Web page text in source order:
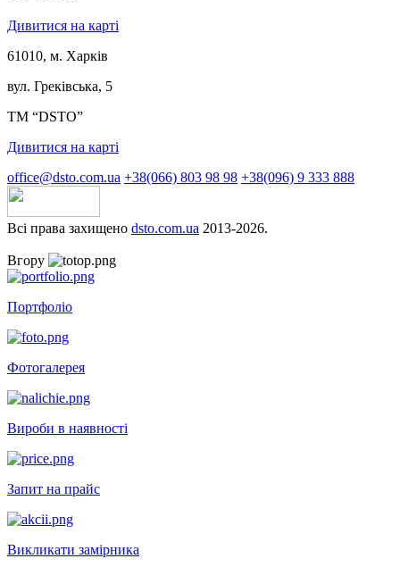
Дивитися на карті
61010, м. Харків
вул. Греківська, 5
ТМ “DSTO”
Дивитися на карті
office@dsto.com.ua +38(066) 803 98 98 +38(096) 9 333 888
Всі права захищено dsto.com.ua 2013-2026.
Вгору
Портфоліо
Фотогалерея
Вироби в наявності
Запит на прайс
Викликати замірника